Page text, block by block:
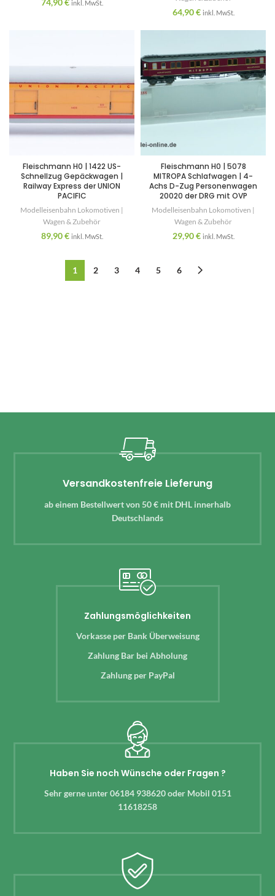
74,90€ inkl. MwSt.
64,90€ inkl. MwSt.
Fleischmann H0 | 1422 US-
Schnellzug Gepäckwagen |
Railway Express der UNION
PACIFIC
Modelleisenbahn Lokomotiven |
Wagen & Zubehör
89,90€ inkl. MwSt.
Fleischmann H0 | 5078
MITROPA Schlafwagen | 4-
Achs D-Zug Personenwagen
20020 der DRG mit OVP
Modelleisenbahn Lokomotiven |
Wagen & Zubehör
29,90€ inkl. MwSt.
1 2 3 4 5 6
Versandkostenfreie Lieferung
ab einem Bestellwert von 50 € mit DHL innerhalb
Deutschlands
Zahlungsmöglichkeiten
Vorkasse per Bank Überweisung
Zahlung Bar bei Abholung
Zahlung per PayPal
Haben Sie noch Wünsche oder Fragen ?
Sehr gerne unter 06184 938620 oder Mobil 0151
11618258